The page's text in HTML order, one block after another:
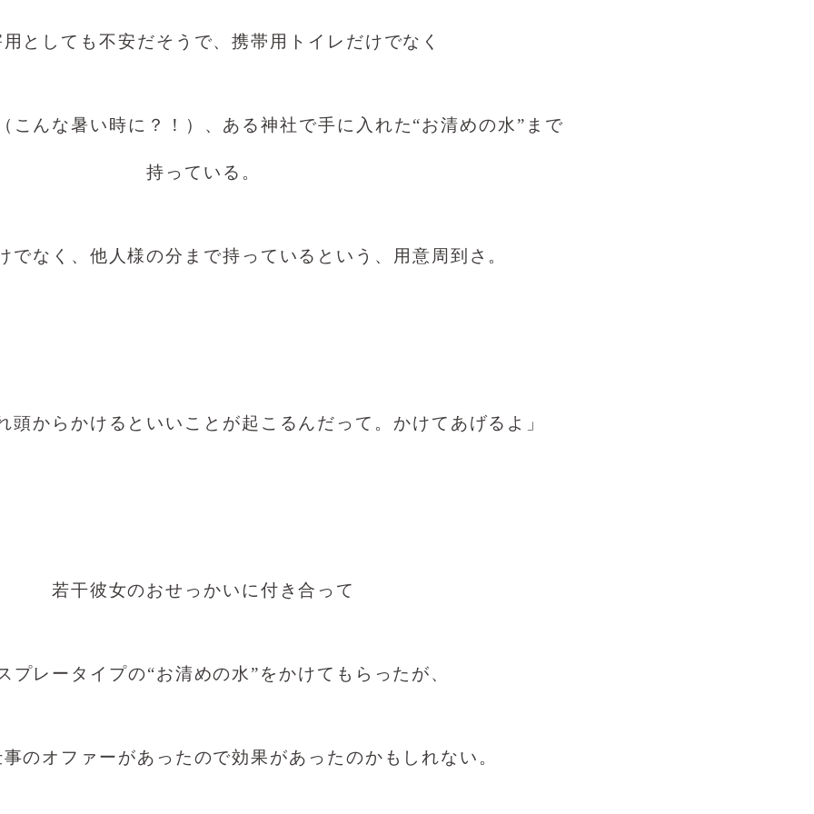
としても不安だそうで、携帯用トイレだけでなく
こんな暑い時に？！）、ある神社で手に入れた“お清めの水”まで
持っている。
でなく、他人様の分まで持っているという、用意周到さ。
頭からかけるといいことが起こるんだって。かけてあげるよ」
若干彼女のおせっかいに付き合って
プレータイプの“お清めの水”をかけてもらったが、
のオファーがあったので効果があったのかもしれない。